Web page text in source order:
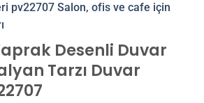
Desenli Duvar
Tarzı Duvar